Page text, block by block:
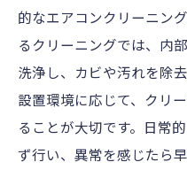
的なエアコンクリーニン
るクリーニングでは、内
洗浄し、カビや汚れを除
設置環境に応じて、クリ
ることが大切です。日常
ず行い、異常を感じたら